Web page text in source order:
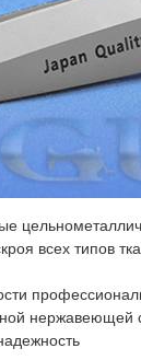
всех типов